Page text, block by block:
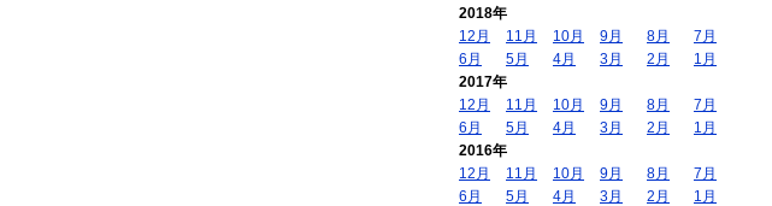
2018年
12月
11月 10月 9月 8月
7月
6月
5月 4月 3月 2月
1月
2017年
12月
11月 10月 9月 8月
7月
6月
5月 4月 3月 2月
1月
2016年
12月
11月 10月 9月 8月
7月
6月
5月 4月 3月 2月
1月